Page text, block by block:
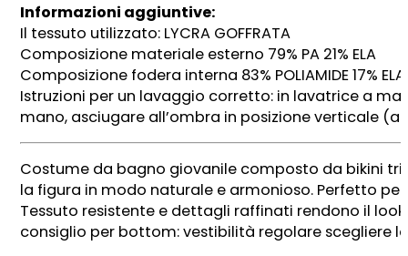
Informazioni aggiuntive:
Il tessuto utilizzato: LYCRA GOFFRATA
Composizione materiale esterno 79% PA 21% ELA
Composizione fodera interna 83% POLIAMIDE 17%
Istruzioni per un lavaggio corretto: in lavatrice a
mano, asciugare all’ombra in posizione verticale
Costume da bagno giovanile composto da bikini
la figura in modo naturale e armonioso. Perfetto
Tessuto resistente e dettagli raffinati rendono il
consiglio per bottom: vestibilità regolare scegliere